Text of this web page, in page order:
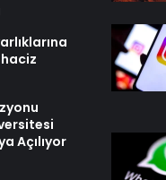
Açılıyor